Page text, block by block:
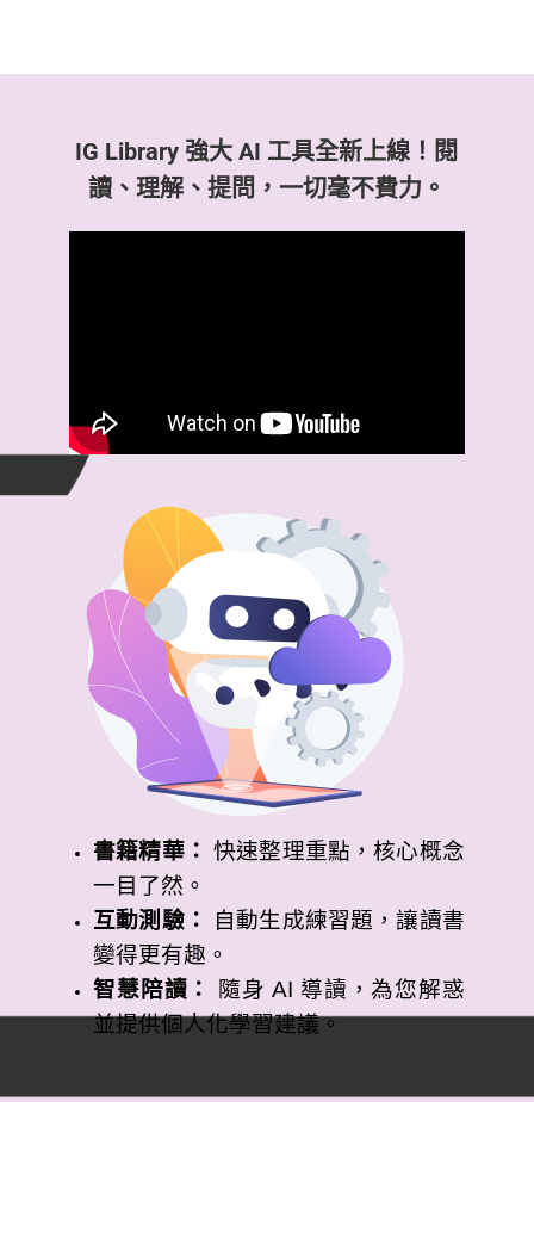
IG Library 強大 AI 工具全新上線！閱
讀、理解、提問，一切毫不費力。
書籍精華： 快速整理重點，核心概念
一目了然。
互動測驗：
自動生成練習題，讓讀書
變得更有趣。
智慧陪讀：
隨身 AI 導讀，為您解惑
並提供個人化學習建議。